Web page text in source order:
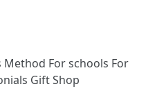
Method For schools For
Gift Shop